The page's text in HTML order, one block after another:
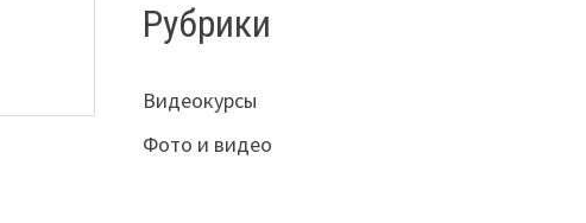
Рубрики
Видеокурсы
Фото и видео